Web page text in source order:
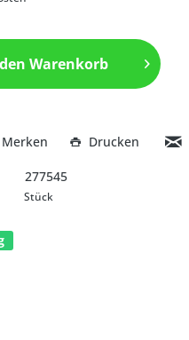
Warenkorb
Merken Drucken
277545
Stück